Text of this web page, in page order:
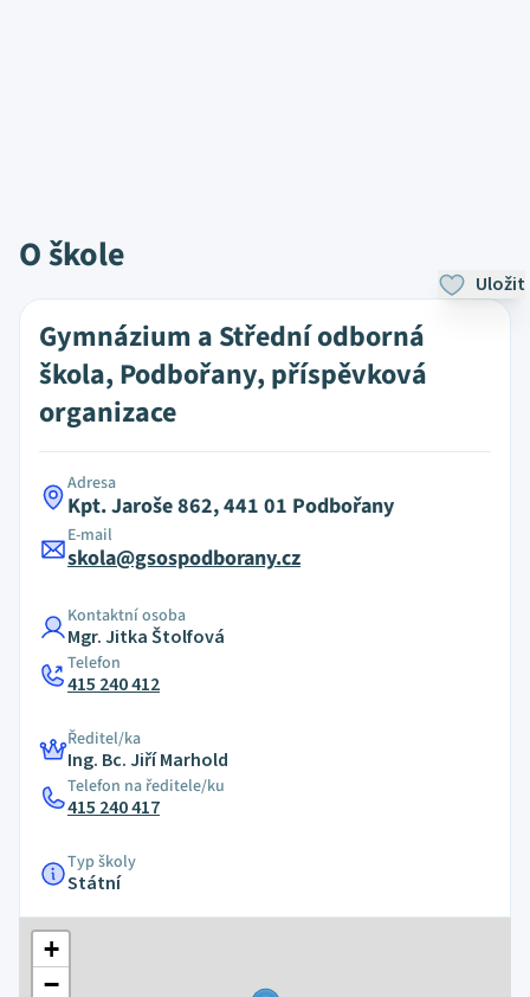
O škole
Uložit
Gymnázium a Střední odborná
škola, Podbořany, příspěvková
organizace
Adresa
Kpt. Jaroše 862, 441 01 Podbořany
E-mail
skola@gsospodborany.cz
Kontaktní osoba
Mgr. Jitka Štolfová
Telefon
415 240 412
Ředitel/ka
Ing. Bc. Jiří Marhold
Telefon na ředitele/ku
415 240 417
Typ školy
Státní
+
−